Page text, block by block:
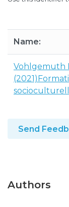
Name:
Vohlgemuth
Send
Authors